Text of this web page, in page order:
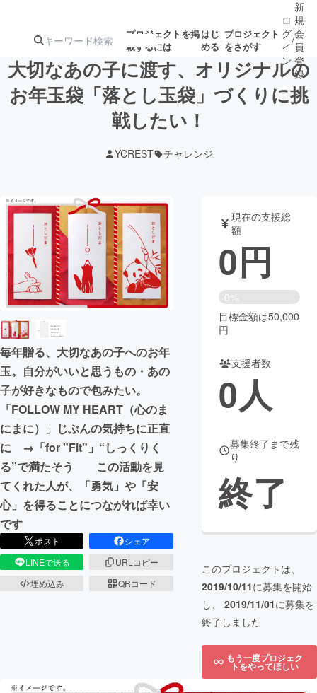
プロジェクトを掲
載するには
はじ
める
プロジェクト
をさがす
注目の新着プロ募集終了が近いプ
テクノロジー・ガジェット
映像・映画 書籍・雑誌
ビジネス・起業 チャレンジ
まちづくり・地域活性化
CAMPFIRE for Social Good
CAMPFIRE Creation
CAMPFIREふるさと納税machi-ya コミュニティ
ロ
グ
イ
ン
/
新
規
会
員
登
録
大切なあの子に渡す、オリジナルの
お年玉袋「落とし玉袋」づくりに挑
戦したい！
YCREST チャレンジ
毎年贈る、大切なあの子へのお年
玉。自分がいいと思うもの・あの
子が好きなもので包みたい。
「FOLLOW MY HEART（心のま
にまに）」じぶんの気持ちに正直
に →「for "Fit"」“しっくりく
る”で満たそう この活動を見
てくれた人が、「勇気」や「安
心」を得ることにつながれば幸い
です
ポスト
シェア
LINEで送る
URLコピー
埋め込み
QRコード
現在の支援総
額
0円
0%
目標金額は50,000
円
支援者数
0人
募集終了まで残
り
終了
このプロジェクトは、
2019/10/11に募集を開始
し、 2019/11/01に募集を
終了しました
もう一度プロジェク
トをやってほしい